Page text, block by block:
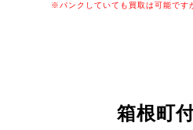
※パンクしていても買取は可能です
箱根町